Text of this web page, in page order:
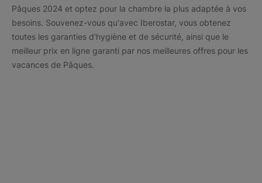
Pâques 2024 et optez pour la chambre la plus adaptée à vos
besoins. Souvenez-vous qu'avec Iberostar, vous obtenez
toutes les garanties d'hygiène et de sécurité, ainsi que le
meilleur prix en ligne garanti par nos meilleures offres pour les
vacances de Pâques.